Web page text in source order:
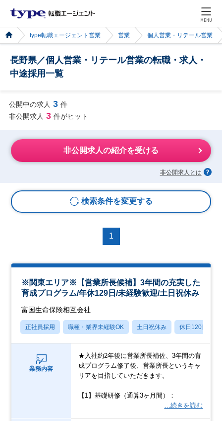
MENU
type転職エージェント営業 営業 個人営業・リテール営業
長野県／個人営業・リテール営業の転職・求人・
中途採用一覧
公開中の求人 3 件
非公開求人 3 件がヒット
非公開求人の紹介を受ける
非公開求人とは
検索条件を変更する
1
※関東エリア※【営業所長候補】3年間の充実した
育成プログラム/年休129日/未経験歓迎/土日祝休み
富国生命保険相互会社
正社員採用 職種・業界未経験OK 土日祝休み 休日120日以上
業務内容
★入社約2年後に営業所長補佐、3年間の育
成プログラム修了後、営業所長というキャ
リアを目指していただきます。
【1】基礎研修（通算3ヶ月間）：
…続きを読む